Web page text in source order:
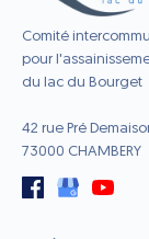
Comité
pour
du lac du Bourget
42 rue Pré
73000 CHAMBERY